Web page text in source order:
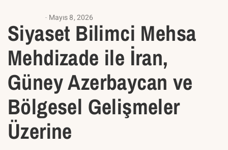
Mayıs 8, 2026
Siyaset Bilimci Mehsa
Mehdizade ile İran,
Güney Azerbaycan ve
Bölgesel Gelişmeler
Üzerine